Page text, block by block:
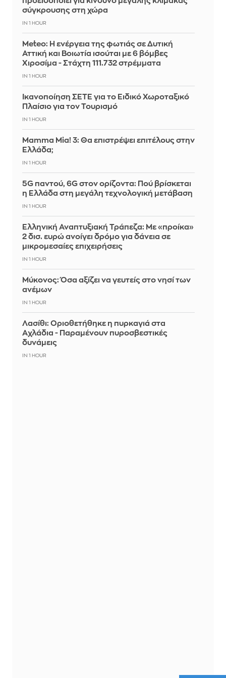
σύγκρουσης στη χώρα
IN 1 HOUR
Meteo: Η ενέργεια της φωτιάς σε Δυτική
Αττική και Βοιωτία ισούται με 6 βόμβες
Χιροσίμα - Στάχτη 111.732 στρέμματα
IN 1 HOUR
Ικανοποίηση ΣΕΤΕ για το Ειδικό Χωροταξικό
Πλαίσιο για τον Τουρισμό
IN 1 HOUR
Mamma Mia! 3: Θα επιστρέψει επιτέλους στην
Ελλάδα;
IN 1 HOUR
5G παντού, 6G στον ορίζοντα: Πού βρίσκεται
η Ελλάδα στη μεγάλη τεχνολογική μετάβαση
IN 1 HOUR
Ελληνική Αναπτυξιακή Τράπεζα: Με «προίκα»
2 δισ. ευρώ ανοίγει δρόμο για δάνεια σε
μικρομεσαίες επιχειρήσεις
IN 1 HOUR
Μύκονος: Όσα αξίζει να γευτείς στο νησί των
ανέμων
IN 1 HOUR
Λασίθι: Οριοθετήθηκε η πυρκαγιά στα
Αχλάδια - Παραμένουν πυροσβεστικές
δυνάμεις
IN 1 HOUR